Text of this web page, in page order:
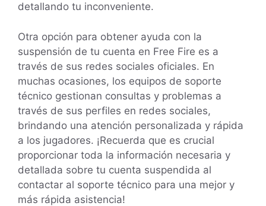
detallando tu inconveniente.
Otra opción para obtener ayuda con la
suspensión de tu cuenta en Free Fire es a
través de sus redes sociales oficiales. En
muchas ocasiones, los equipos de soporte
técnico gestionan consultas y problemas a
través de sus perfiles en redes sociales,
brindando una atención personalizada y rápida
a los jugadores. ¡Recuerda que es crucial
proporcionar toda la información necesaria y
detallada sobre tu cuenta suspendida al
contactar al soporte técnico para una mejor y
más rápida asistencia!